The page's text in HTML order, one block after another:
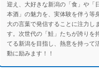
迎え、大好きな新潟の「食」や「
本酒」の魅力を、実体験を伴う等
大の言葉で発信することに注力しま
す。次世代の「鮭」たちが誇りを
てる新潟を目指し、熱意を持って
動に励みます！！